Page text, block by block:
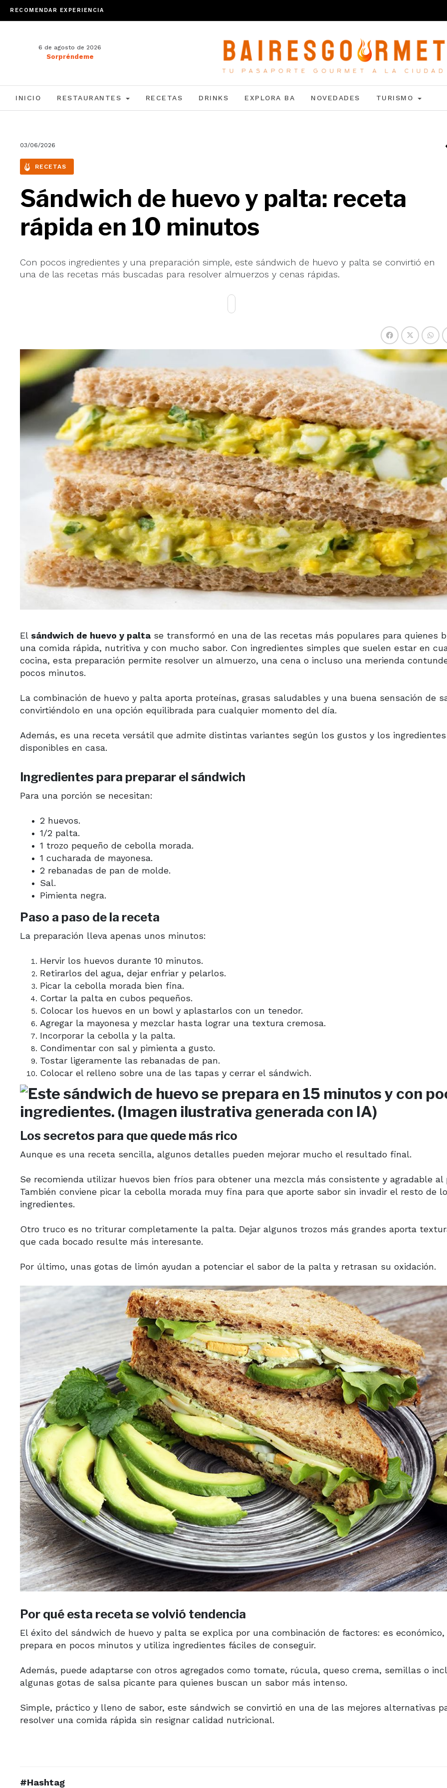
RECOMENDAR EXPERIENCIA
6 de agosto de 2026
Sorpréndeme
INICIO RESTAURANTES RECETAS DRINKS EXPLORA BA NOVEDADES TURISMO
03/06/2026
RECETAS
Sándwich de huevo y palta: receta
rápida en 10 minutos
Con pocos ingredientes y una preparación simple, este sándwich de huevo y palta se convirtió en
una de las recetas más buscadas para resolver almuerzos y cenas rápidas.
El sándwich de huevo y palta se transformó en una de las recetas más populares para quienes
una comida rápida, nutritiva y con mucho sabor. Con ingredientes simples que suelen estar en
cocina, esta preparación permite resolver un almuerzo, una cena o incluso una merienda
pocos minutos.
La combinación de huevo y palta aporta proteínas, grasas saludables y una buena sensación de
convirtiéndolo en una opción equilibrada para cualquier momento del día.
Además, es una receta versátil que admite distintas variantes según los gustos y los ingredientes
disponibles en casa.
Ingredientes para preparar el sándwich
Para una porción se necesitan:
2 huevos.
1/2 palta.
1 trozo pequeño de cebolla morada.
1 cucharada de mayonesa.
2 rebanadas de pan de molde.
Sal.
Pimienta negra.
Paso a paso de la receta
La preparación lleva apenas unos minutos:
Hervir los huevos durante 10 minutos.
Retirarlos del agua, dejar enfriar y pelarlos.
Picar la cebolla morada bien fina.
Cortar la palta en cubos pequeños.
Colocar los huevos en un bowl y aplastarlos con un tenedor.
Agregar la mayonesa y mezclar hasta lograr una textura cremosa.
Incorporar la cebolla y la palta.
Condimentar con sal y pimienta a gusto.
Tostar ligeramente las rebanadas de pan.
Colocar el relleno sobre una de las tapas y cerrar el sándwich.
Los secretos para que quede más rico
Aunque es una receta sencilla, algunos detalles pueden mejorar mucho el resultado final.
Se recomienda utilizar huevos bien fríos para obtener una mezcla más consistente y agradable al
También conviene picar la cebolla morada muy fina para que aporte sabor sin invadir el resto de
ingredientes.
Otro truco es no triturar completamente la palta. Dejar algunos trozos más grandes aporta
que cada bocado resulte más interesante.
Por último, unas gotas de limón ayudan a potenciar el sabor de la palta y retrasan su oxidación.
Por qué esta receta se volvió tendencia
El éxito del sándwich de huevo y palta se explica por una combinación de factores: es económico,
prepara en pocos minutos y utiliza ingredientes fáciles de conseguir.
Además, puede adaptarse con otros agregados como tomate, rúcula, queso crema, semillas o
algunas gotas de salsa picante para quienes buscan un sabor más intenso.
Simple, práctico y lleno de sabor, este sándwich se convirtió en una de las mejores alternativas
resolver una comida rápida sin resignar calidad nutricional.
#Hashtag